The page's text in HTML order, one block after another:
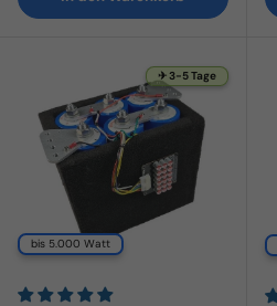
✈ 3-5 Tage
bis 5.000 Watt